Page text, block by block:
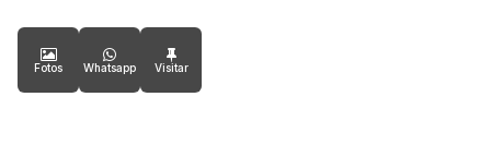
Fotos Whatsapp